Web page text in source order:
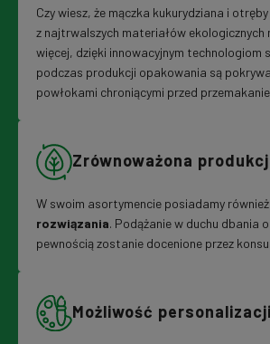
Czy wiesz, że mączka kukurydziana i
z najtrwalszych materiałów ekologicznych
więcej, dzięki innowacyjnym technologiom
podczas produkcji opakowania są
powłokami chroniącymi przed
Zrównoważona
W swoim asortymencie posiadamy również
rozwiązania. Podążanie w duchu dbania
pewnością zostanie docenione przez
Możliwość personalizacji